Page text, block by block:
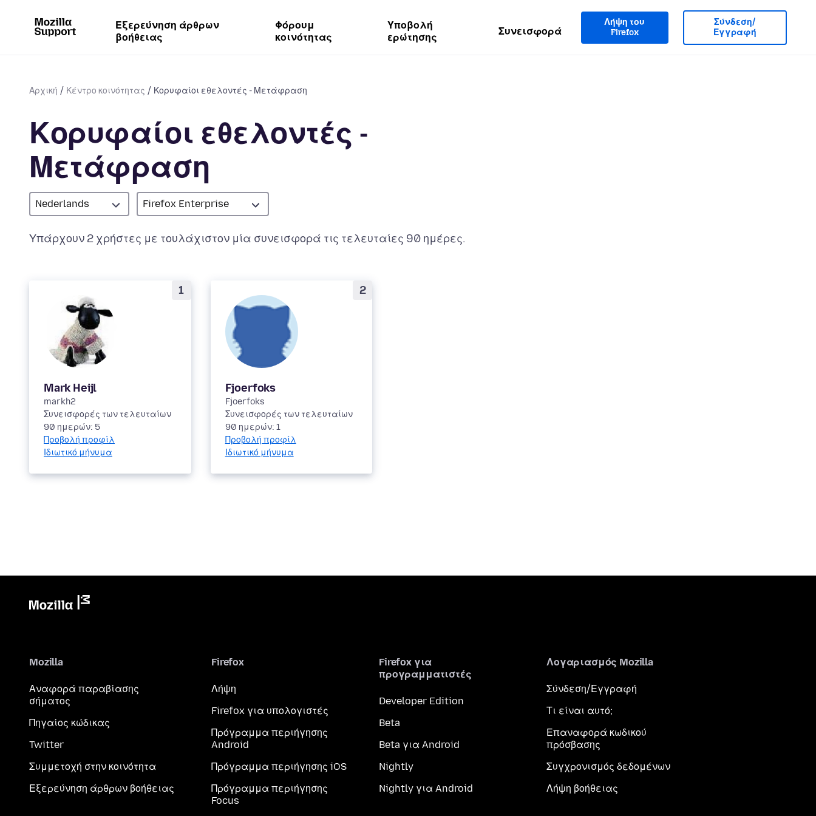
Εξερεύνηση άρθρων
βοήθειας
Φόρουμ
κοινότητας
Υποβολή
ερώτησης
Συνεισφορά
Λήψη του
Firefox
Σύνδεση/
Εγγραφή
Αρχική Κέντρο κοινότητας Κορυφαίοι εθελοντές - Μετάφραση
Κορυφαίοι εθελοντές -
Μετάφραση
Nederlands Firefox Enterprise
Υπάρχουν 2 χρήστες με τουλάχιστον μία συνεισφορά τις τελευταίες 90 ημέρες.
1
Mark Heijl
markh2
Συνεισφορές των τελευταίων
90 ημερών: 5
Προβολή προφίλ
Ιδιωτικό μήνυμα
2
Fjoerfoks
Fjoerfoks
Συνεισφορές των τελευταίων
90 ημερών: 1
Προβολή προφίλ
Ιδιωτικό μήνυμα
Mozilla
Αναφορά παραβίασης
σήματος
Πηγαίος κώδικας
Twitter
Συμμετοχή στην κοινότητα
Εξερεύνηση άρθρων βοήθειας
Firefox
Λήψη
Firefox για υπολογιστές
Πρόγραμμα περιήγησης
Android
Πρόγραμμα περιήγησης iOS
Πρόγραμμα περιήγησης
Focus
Firefox για
προγραμματιστές
Developer Edition
Beta
Beta για Android
Nightly
Nightly για Android
Λογαριασμός Mozilla
Σύνδεση/Εγγραφή
Τι είναι αυτό;
Επαναφορά κωδικού
πρόσβασης
Συγχρονισμός δεδομένων
Λήψη βοήθειας